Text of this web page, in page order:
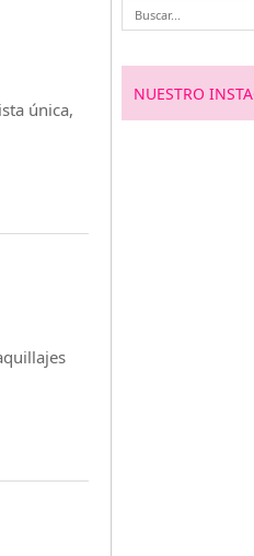
única,
NUESTRO